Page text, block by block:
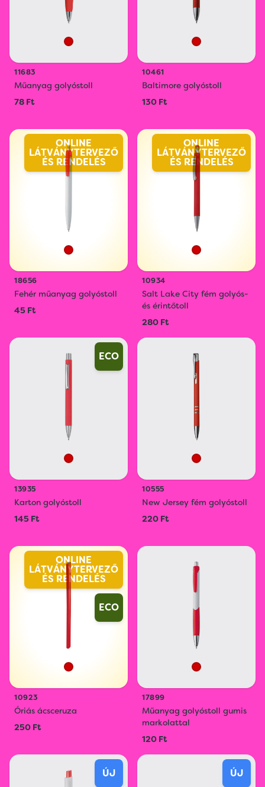
11683
Műanyag golyóstoll
78 Ft
10461
Baltimore golyóstoll
130 Ft
ONLINE
LÁTVÁNYTERVEZŐ
ÉS RENDELÉS
18656
Fehér műanyag golyóstoll
45 Ft
ONLINE
LÁTVÁNYTERVEZŐ
ÉS RENDELÉS
10934
Salt Lake City fém golyós-
és érintőtoll
280 Ft
ECO
13935
Karton golyóstoll
145 Ft
10555
New Jersey fém golyóstoll
220 Ft
ONLINE
LÁTVÁNYTERVEZŐ
ÉS RENDELÉS
ECO
10923
Óriás ácsceruza
250 Ft
17899
Műanyag golyóstoll gumis
markolattal
120 Ft
ÚJ ÚJ